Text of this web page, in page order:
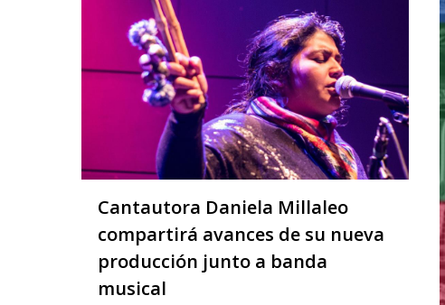
Hit enter to search or ESC to close
Cantautora Daniela Millaleo
compartirá avances de su nueva
producción junto a banda
musical